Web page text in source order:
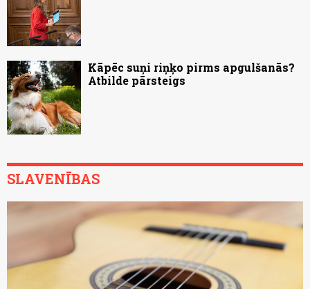
Kāpēc suņi riņķo pirms apgulšanās?
Atbilde pārsteigs
SLAVENĪBAS